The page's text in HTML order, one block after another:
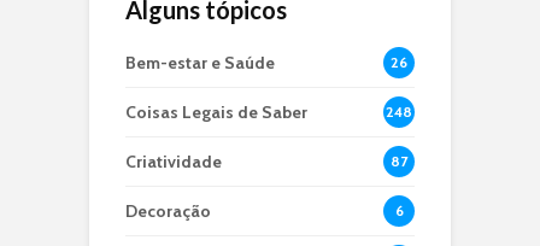
Alguns tópicos
Bem-estar e Saúde 26
Coisas Legais de Saber 248
Criatividade 87
Decoração 6